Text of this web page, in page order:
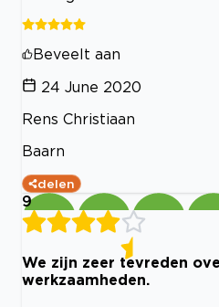
Beveelt aan
24 June 2020
Rens Christiaan
Baarn
delen
9
We zijn zeer tevreden
werkzaamheden.